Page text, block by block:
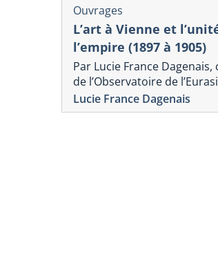
Ouvrages
L’art à Vienne et
l’empire (1897 à 1905)
Par Lucie France
de l’Observatoire de
Lucie France Dagenais